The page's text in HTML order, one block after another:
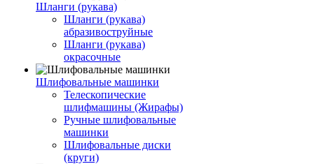
Шланги (рукава)
Шланги (рукава)
абразивоструйные
Шланги (рукава)
окрасочные
Шлифовальные машинки
Телескопические
шлифмашины (Жирафы)
Ручные шлифовальные
машинки
Шлифовальные диски
(круги)